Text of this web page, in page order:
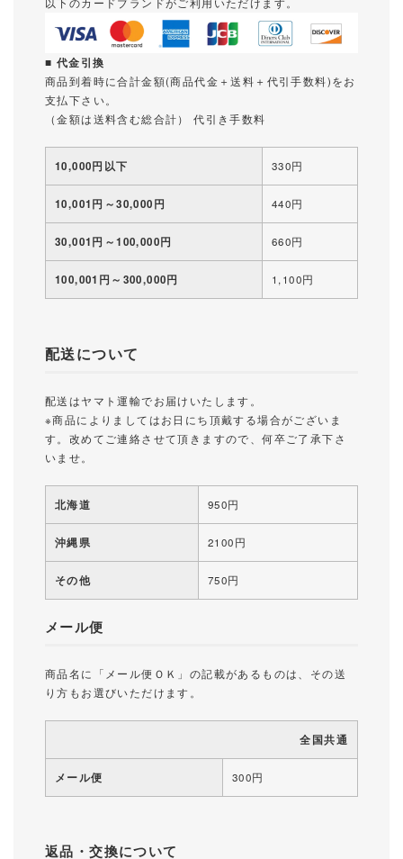
以下のカードブランドがご利用いただけます。
■ 代金引換
商品到着時に合計金額(商品代金＋送料＋代引手数料)をお
支払下さい。
（金額は送料含む総合計） 代引き手数料
10,000円以下 330円
10,001円～30,000円 440円
30,001円～100,000円 660円
100,001円～300,000円 1,100円
配送について
配送はヤマト運輸でお届けいたします。
※商品によりましてはお日にち頂戴する場合がございま
す。改めてご連絡させて頂きますので、何卒ご了承下さ
いませ。
北海道 950円
沖縄県 2100円
その他 750円
メール便
商品名に「メール便ＯＫ」の記載があるものは、その送
り方もお選びいただけます。
全国共通
メール便 300円
返品・交換について